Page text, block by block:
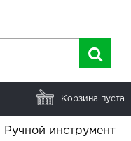
Корзина пуста
Ручной инструмент